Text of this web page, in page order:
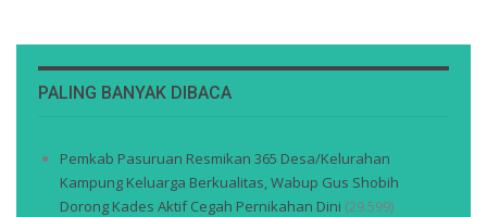
PALING BANYAK DIBACA
Pemkab Pasuruan Resmikan 365 Desa/Kelurahan
Kampung Keluarga Berkualitas, Wabup Gus Shobih
Dorong Kades Aktif Cegah Pernikahan Dini (29.599)